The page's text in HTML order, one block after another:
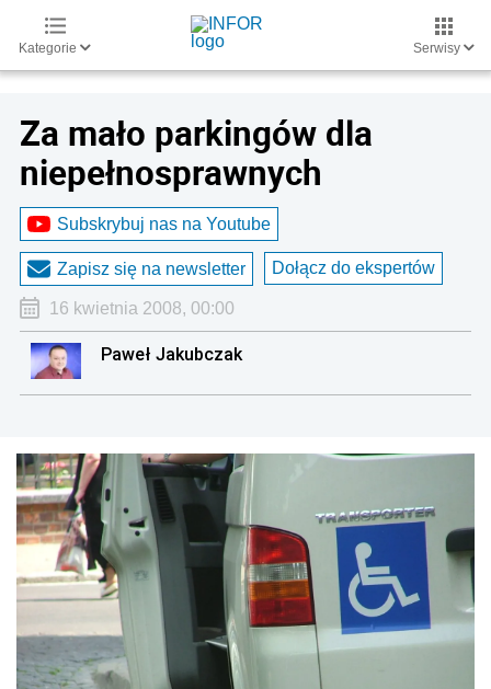
Kategorie Serwisy
Za mało parkingów dla
niepełnosprawnych
Subskrybuj nas na Youtube
Zapisz się na newsletter Dołącz do ekspertów
16 kwietnia 2008, 00:00
Paweł Jakubczak